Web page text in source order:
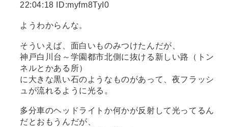
22:04:18 ID:myfm8TyI0
ようわからんな。
そういえば、面白いものみつけたんだが、
神戸白川台～学園都市北側に抜ける新しい路（トン
ネルとかある所）
に大きな黒い石のようなものがあって、夜フラッシ
ュが流れるように光る。
多分車のヘッドライトか何かが反射して光ってるん
だとおもうんだが、